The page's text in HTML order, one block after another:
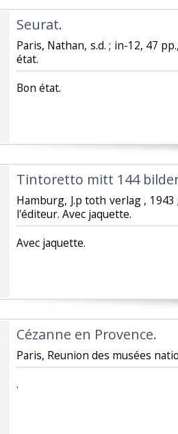
‎Seurat. ‎
‎Paris, Nathan, s.d. ; in-12, 47
état.‎
‎Bon état.‎
‎Tintoretto mitt 144
‎Hamburg, J.p toth verlag ,
l'éditeur. Avec jaquette.‎
‎Avec jaquette.‎
‎Cézanne en Provence. ‎
‎Paris, Reunion des musées
‎.‎